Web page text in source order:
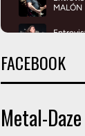
FACEBOOK
Metal-